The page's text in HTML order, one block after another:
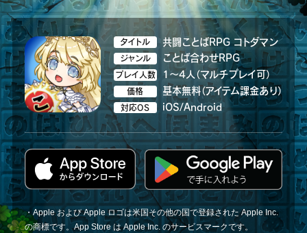
タイトル 共闘ことばRPG コトダマン
ジャンル ことば合わせRPG
プレイ人数 1～4人（マルチプレイ可）
価格 基本無料（アイテム課金あり）
対応OS iOS/Android
・Apple および Apple ロゴは米国その他の国で登録された Apple Inc.
の商標です。App Store は Apple Inc. のサービスマークです。